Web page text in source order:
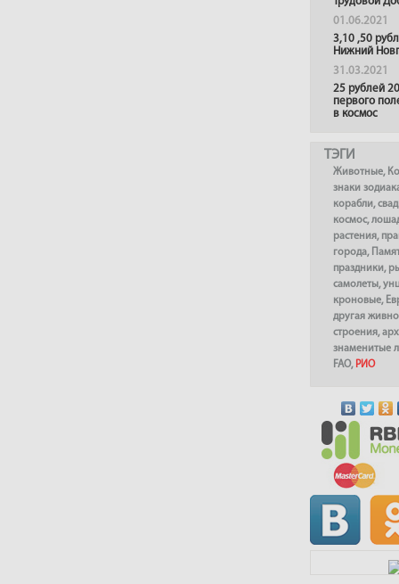
01.06.2021
3,10 ,50
Нижний
31.03.2021
25 рублей
первого
в космос
ТЭГИ
Животные,
знаки
корабли,
космос,
растения,
города,
праздники,
самолеты,
кроновые,
другая
строения,
знаменитые
FAO, РИО